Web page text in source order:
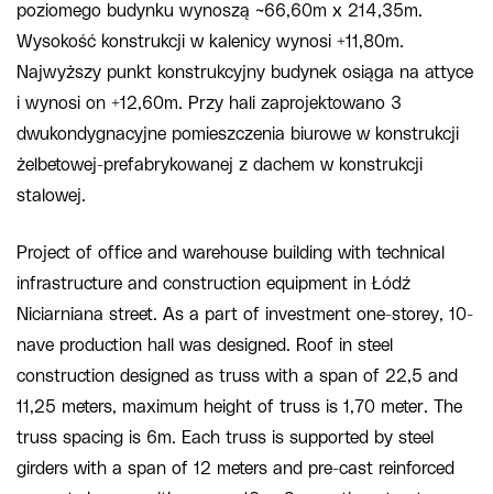
poziomego budynku wynoszą ~66,60m x 214,35m.
Wysokość konstrukcji w kalenicy wynosi +11,80m.
Najwyższy punkt konstrukcyjny budynek osiąga na attyce
i wynosi on +12,60m. Przy hali zaprojektowano 3
dwukondygnacyjne pomieszczenia biurowe w konstrukcji
żelbetowej-prefabrykowanej z dachem w konstrukcji
stalowej.
Project of office and warehouse building with technical
infrastructure and construction equipment in Łódź
Niciarniana street. As a part of investment one-storey, 10-
nave production hall was designed. Roof in steel
construction designed as truss with a span of 22,5 and
11,25 meters, maximum height of truss is 1,70 meter. The
truss spacing is 6m. Each truss is supported by steel
girders with a span of 12 meters and pre-cast reinforced